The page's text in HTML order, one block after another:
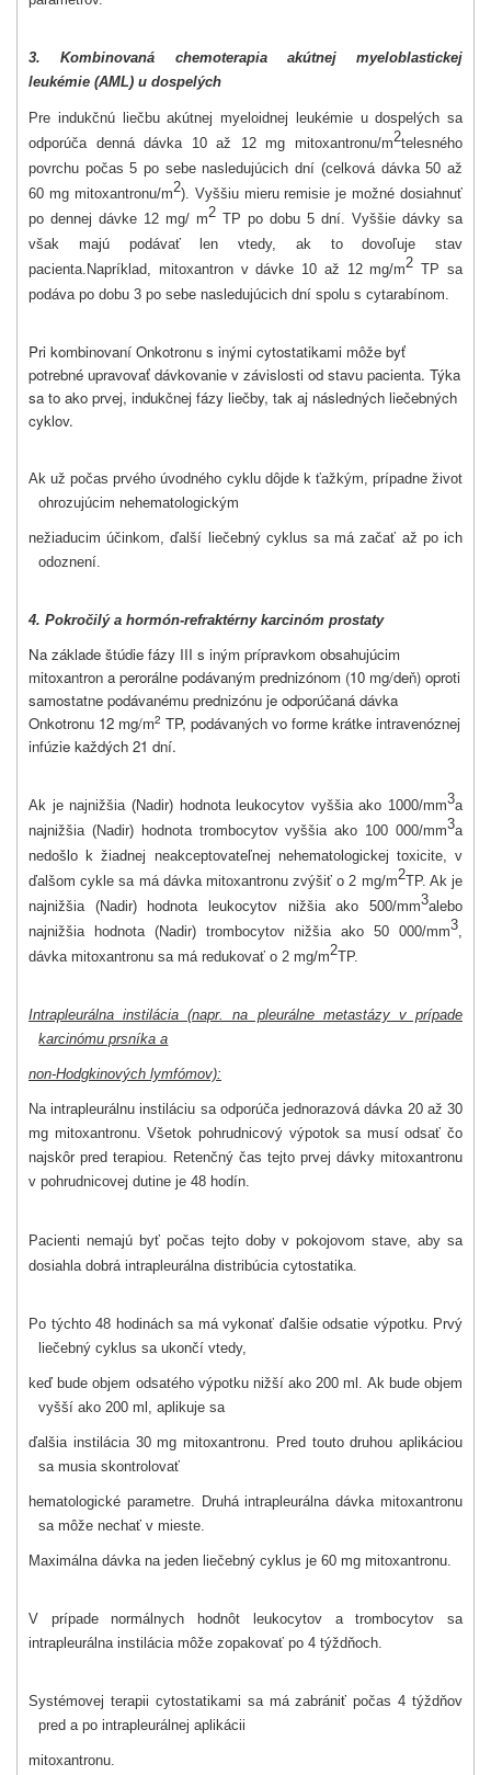
3. Kombinovaná chemoterapia akútnej myeloblastickej
leukémie (AML) u dospelých
Pre indukčnú liečbu akútnej myeloidnej leukémie u dospelých sa
odporúča denná dávka 10 až 12 mg mitoxantronu/m2telesného
povrchu počas 5 po sebe nasledujúcich dní (celková dávka 50 až
60 mg mitoxantronu/m2). Vyššiu mieru remisie je možné dosiahnuť
po dennej dávke 12 mg/ m2 TP po dobu 5 dní. Vyššie dávky sa
však majú podávať len vtedy, ak to dovoľuje stav
pacienta. Napríklad, mitoxantron v dávke 10 až 12 mg/m2 TP sa
podáva po dobu 3 po sebe nasledujúcich dní spolu s cytarabínom.
Pri kombinovaní Onkotronu s inými cytostatikami môže byť
potrebné upravovať dávkovanie v závislosti od stavu pacienta. Týka
sa to ako prvej, indukčnej fázy liečby, tak aj následných liečebných
cyklov.
Ak už počas prvého úvodného cyklu dôjde k ťažkým, prípadne život
ohrozujúcim nehematologickým
nežiaducim účinkom, ďalší liečebný cyklus sa má začať až po ich
odoznení.
4. Pokročilý a hormón-refraktérny karcinóm prostaty
Na základe štúdie fázy III s iným prípravkom obsahujúcim
mitoxantron a perorálne podávaným prednizónom (10 mg/deň) oproti
samostatne podávanému prednizónu je odporúčaná dávka
Onkotronu 12 mg/m2 TP, podávaných vo forme krátke intravenóznej
infúzie každých 21 dní.
Ak je najnižšia (Nadir) hodnota leukocytov vyššia ako 1000/mm3a
najnižšia (Nadir) hodnota trombocytov vyššia ako 100 000/mm3a
nedošlo k žiadnej neakceptovateľnej nehematologickej toxicite, v
ďalšom cykle sa má dávka mitoxantronu zvýšiť o 2 mg/m2TP. Ak je
najnižšia (Nadir) hodnota leukocytov nižšia ako 500/mm3alebo
najnižšia hodnota (Nadir) trombocytov nižšia ako 50 000/mm3
dávka mitoxantronu sa má redukovať o 2 mg/m2TP.
Intrapleurálna instilácia (napr. na pleurálne metastázy v prípade
karcinómu prsníka a
non-Hodgkinových lymfómov):
Na intrapleurálnu instiláciu sa odporúča jednorazová dávka 20 až 30
mg mitoxantronu. Všetok pohrudnicový výpotok sa musí odsať čo
najskôr pred terapiou. Retenčný čas tejto prvej dávky mitoxantronu
v pohrudnicovej dutine je 48 hodín.
Pacienti nemajú byť počas tejto doby v pokojovom stave, aby sa
dosiahla dobrá intrapleurálna distribúcia cytostatika.
Po týchto 48 hodinách sa má vykonať ďalšie odsatie výpotku. Prvý
liečebný cyklus sa ukončí vtedy,
keď bude objem odsatého výpotku nižší ako 200 ml. Ak bude objem
vyšší ako 200 ml, aplikuje sa
ďalšia instilácia 30 mg mitoxantronu. Pred touto druhou aplikáciou
sa musia skontrolovať
hematologické parametre. Druhá intrapleurálna dávka mitoxantronu
sa môže nechať v mieste.
Maximálna dávka na jeden liečebný cyklus je 60 mg mitoxantronu.
V prípade normálnych hodnôt leukocytov a trombocytov sa
intrapleurálna instilácia môže zopakovať po 4 týždňoch.
Systémovej terapii cytostatikami sa má zabrániť počas 4 týždňov
pred a po intrapleurálnej aplikácii
mitoxantronu.